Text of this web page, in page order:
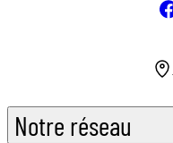
Notre réseau